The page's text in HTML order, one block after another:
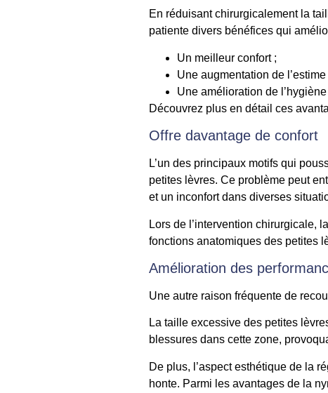
En réduisant chirurgicalement la
patiente divers bénéfices qui
Un meilleur confort ;
Une augmentation de
Une amélioration de
Découvrez plus en détail ces
Offre davantage de confort
L’un des principaux motifs qui
petites lèvres. Ce problème peut
et un inconfort dans diverses
Lors de l’intervention chirurgicale,
fonctions anatomiques des petites
Amélioration des
Une autre raison fréquente de
La taille excessive des petites
blessures dans cette zone,
De plus, l’aspect esthétique de la
honte. Parmi les avantages de la